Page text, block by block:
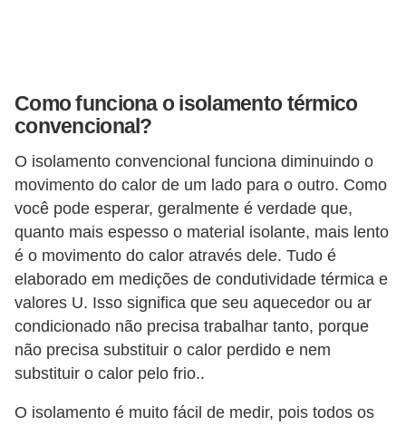
Como funciona o isolamento térmico
convencional?
O isolamento convencional funciona diminuindo o
movimento do calor de um lado para o outro. Como
você pode esperar, geralmente é verdade que,
quanto mais espesso o material isolante, mais lento
é o movimento do calor através dele. Tudo é
elaborado em medições de condutividade térmica e
valores U. Isso significa que seu aquecedor ou ar
condicionado não precisa trabalhar tanto, porque
não precisa substituir o calor perdido e nem
substituir o calor pelo frio..
O isolamento é muito fácil de medir, pois todos os